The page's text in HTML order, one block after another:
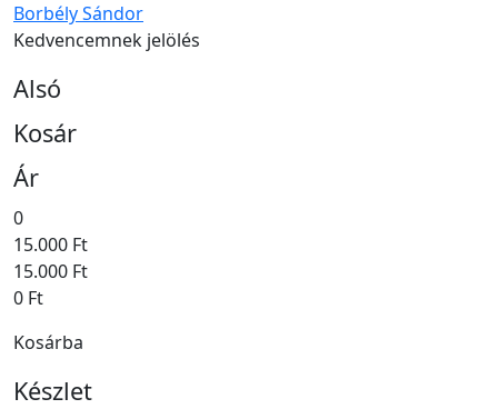
Borbély Sándor
Kedvencemnek jelölés
Alsó
Kosár
Ár
0
15.000 Ft
15.000 Ft
0 Ft
Kosárba
Készlet